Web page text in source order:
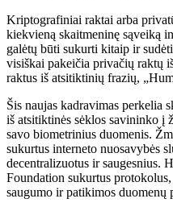
Kriptografiniai raktai arba
kiekvieną skaitmeninę sąveiką
galėtų būti sukurti kitaip ir
visiškai pakeičia privačių raktų
raktus iš atsitiktinių frazių,
Šis naujas kadravimas perkelia
iš atsitiktinės sėklos savininko
savo biometrinius duomenis.
sukurtus interneto nuosavybės
decentralizuotus ir saugesnius.
Foundation sukurtus
saugumo ir patikimos duomenų